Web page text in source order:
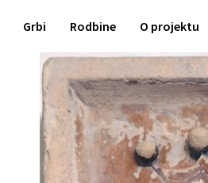
Grbi Rodbine O projektu